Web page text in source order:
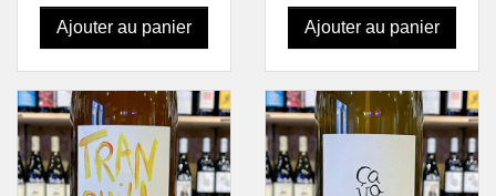
Ajouter au panier Ajouter au panier